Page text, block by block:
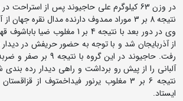
در وزن 63 کیلوگرم علی حاجیوند پس از
نتیجه 8 بر 3 موراد ممدوف دارنده مدال نقره
از آذربایجان شد و با توجه به حضور حریفش در دیدار
رفت. حاجیوند در این گروه
آلبانی را از پیش رو برداشت و راهی دیدار رده
نتیجه 6 بر 3 مغلوب یرنور فیداخمتوف از
ایستاد.